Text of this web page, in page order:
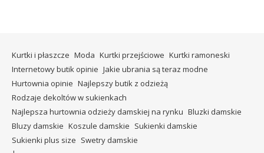
Kurtki i płaszcze Moda Kurtki przejściowe Kurtki ramoneski
Internetowy butik opinie Jakie ubrania są teraz modne
Hurtownia opinie Najlepszy butik z odzieżą
Rodzaje dekoltów w sukienkach
Najlepsza hurtownia odzieży damskiej na rynku Bluzki damskie
Bluzy damskie Koszule damskie Sukienki damskie
Sukienki plus size Swetry damskie